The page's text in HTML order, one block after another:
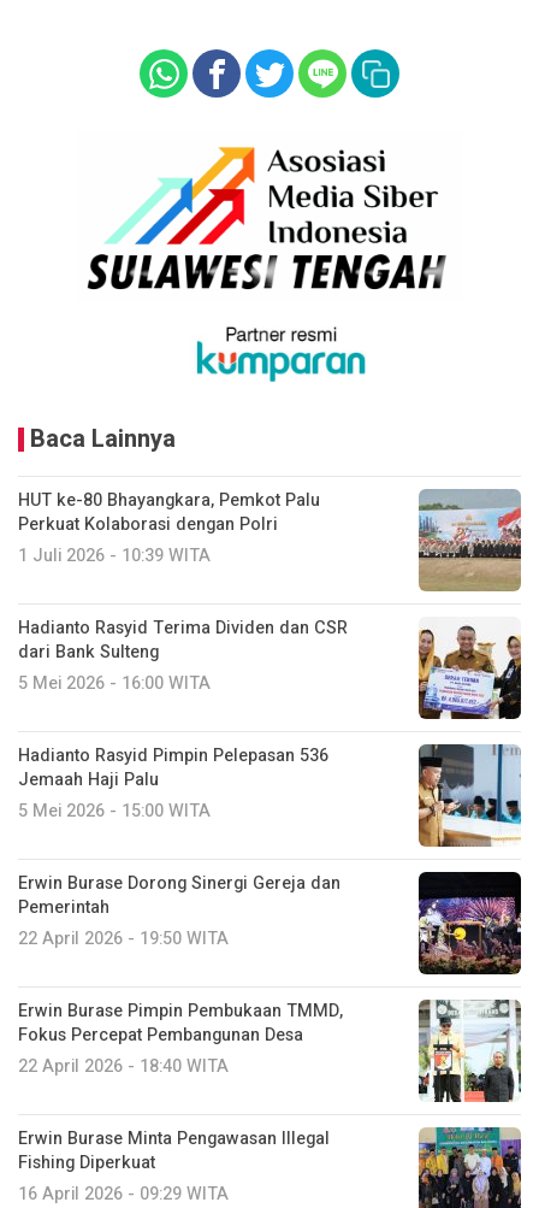
Baca Lainnya
HUT ke-80 Bhayangkara, Pemkot Palu
Perkuat Kolaborasi dengan Polri
1 Juli 2026 - 10:39 WITA
Hadianto Rasyid Terima Dividen dan CSR
dari Bank Sulteng
5 Mei 2026 - 16:00 WITA
Hadianto Rasyid Pimpin Pelepasan 536
Jemaah Haji Palu
5 Mei 2026 - 15:00 WITA
Erwin Burase Dorong Sinergi Gereja dan
Pemerintah
22 April 2026 - 19:50 WITA
Erwin Burase Pimpin Pembukaan TMMD,
Fokus Percepat Pembangunan Desa
22 April 2026 - 18:40 WITA
Erwin Burase Minta Pengawasan Illegal
Fishing Diperkuat
16 April 2026 - 09:29 WITA